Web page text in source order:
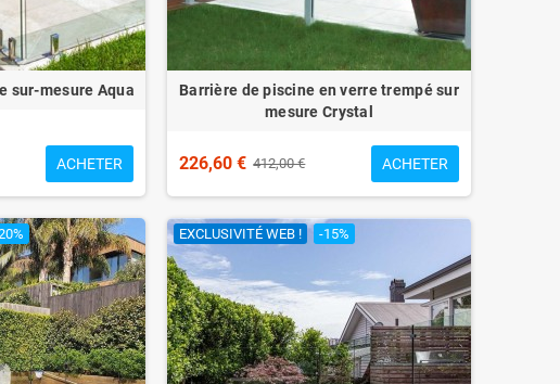
sur-mesure Aqua
ACHETER
Barrière de piscine en verre trempé sur
mesure Crystal
226,60 € 412,00 € ACHETER
EXCLUSIVITÉ WEB ! -15%